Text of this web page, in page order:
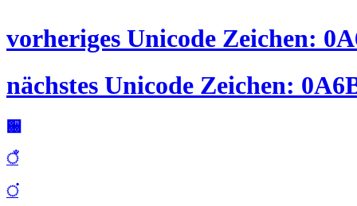
vorheriges Unicode Zeichen:
nächstes Unicode Zeichen:
਀
ਁ
ਂ